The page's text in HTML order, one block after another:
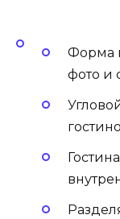
Форма
фото и